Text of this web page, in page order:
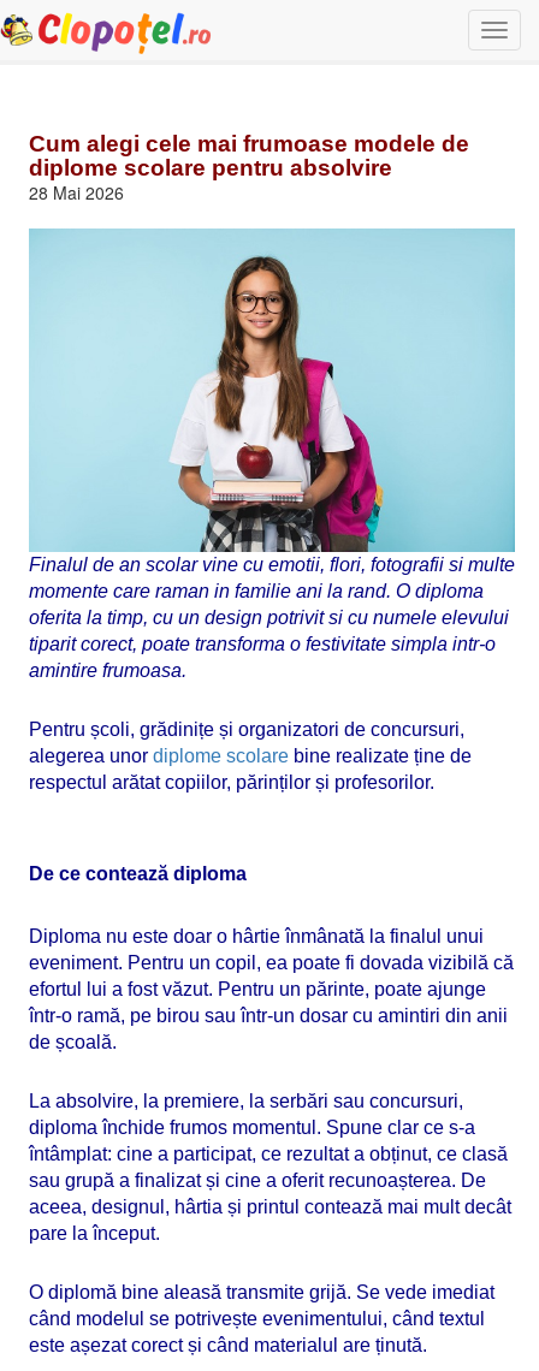
Cum alegi cele mai frumoase modele de
diplome scolare pentru absolvire
28 Mai 2026
Finalul de an scolar vine cu emotii, flori, fotografii si multe
momente care raman in familie ani la rand. O diploma
oferita la timp, cu un design potrivit si cu numele elevului
tiparit corect, poate transforma o festivitate simpla intr-o
amintire frumoasa.
Pentru școli, grădinițe și organizatori de concursuri,
alegerea unor diplome scolare bine realizate ține de
respectul arătat copiilor, părinților și profesorilor.
De ce contează diploma
Diploma nu este doar o hârtie înmânată la finalul unui
eveniment. Pentru un copil, ea poate fi dovada vizibilă că
efortul lui a fost văzut. Pentru un părinte, poate ajunge
într-o ramă, pe birou sau într-un dosar cu amintiri din anii
de școală.
La absolvire, la premiere, la serbări sau concursuri,
diploma închide frumos momentul. Spune clar ce s-a
întâmplat: cine a participat, ce rezultat a obținut, ce clasă
sau grupă a finalizat și cine a oferit recunoașterea. De
aceea, designul, hârtia și printul contează mai mult decât
pare la început.
O diplomă bine aleasă transmite grijă. Se vede imediat
când modelul se potrivește evenimentului, când textul
este așezat corect și când materialul are ținută.